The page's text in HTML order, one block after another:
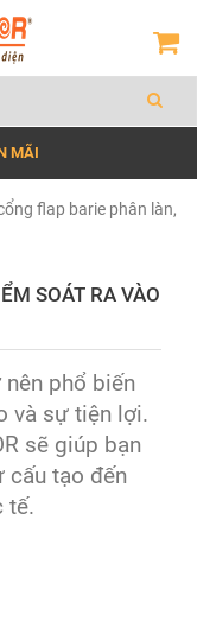
MÃI
flap barie phân làn,
SOÁT RA VÀO
nên phổ biến
và sự tiện lợi.
sẽ giúp bạn
cấu tạo đến
tế.